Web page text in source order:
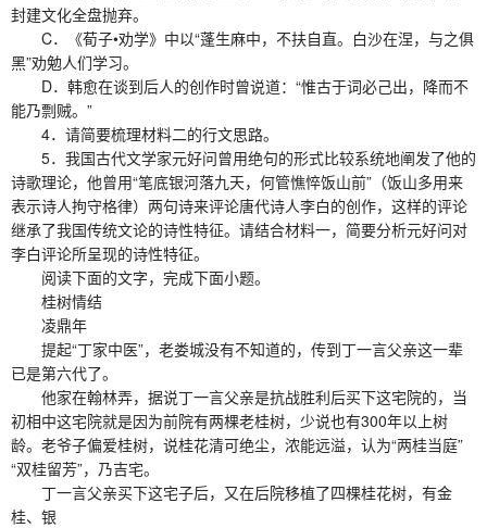
封建文化全盘抛弃。
C．《荀子•劝学》中以“蓬生麻中，不扶自直。白沙在涅，与之俱
黑”劝勉人们学习。
D．韩愈在谈到后人的创作时曾说道：“惟古于词必己出，降而不
能乃剽贼。”
4．请简要梳理材料二的行文思路。
5．我国古代文学家元好问曾用绝句的形式比较系统地阐发了他的
诗歌理论，他曾用“笔底银河落九天，何管憔悴饭山前”（饭山多用来
表示诗人拘守格律）两句诗来评论唐代诗人李白的创作，这样的评论
继承了我国传统文论的诗性特征。请结合材料一，简要分析元好问对
李白评论所呈现的诗性特征。
阅读下面的文字，完成下面小题。
桂树情结
凌鼎年
提起“丁家中医”，老娄城没有不知道的，传到丁一言父亲这一辈
已是第六代了。
他家在翰林弄，据说丁一言父亲是抗战胜利后买下这宅院的，当
初相中这宅院就是因为前院有两棵老桂树，少说也有300年以上树
龄。老爷子偏爱桂树，说桂花清可绝尘，浓能远溢，认为“两桂当庭”
“双桂留芳”，乃吉宅。
丁一言父亲买下这宅子后，又在后院移植了四棵桂花树，有金
桂、银